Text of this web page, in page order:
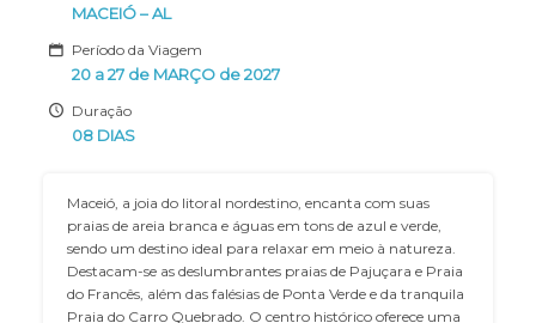
MACEIÓ – AL
Período da Viagem
20 a 27 de MARÇO de 2027
Duração
08 DIAS
Maceió, a joia do litoral nordestino, encanta com suas
praias de areia branca e águas em tons de azul e verde,
sendo um destino ideal para relaxar em meio à natureza.
Destacam-se as deslumbrantes praias de Pajuçara e Praia
do Francês, além das falésias de Ponta Verde e da tranquila
Praia do Carro Quebrado. O centro histórico oferece uma